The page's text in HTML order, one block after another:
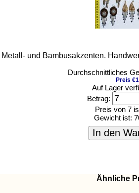
und Bambusakzenten.
Durchschnittliches
Preis
Auf Lager
Betrag:
Preis von 7
Gewicht ist:
In den
Ähnliche